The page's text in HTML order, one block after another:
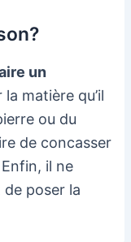
un
matière qu’il
ou du
de concasser
il ne
de poser la